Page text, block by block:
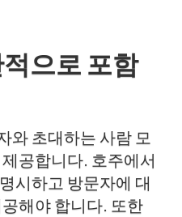
으로 포함
와 초대하는 사람 모
공합니다. 호주에서
시하고 방문자에 대
해야 합니다. 또한